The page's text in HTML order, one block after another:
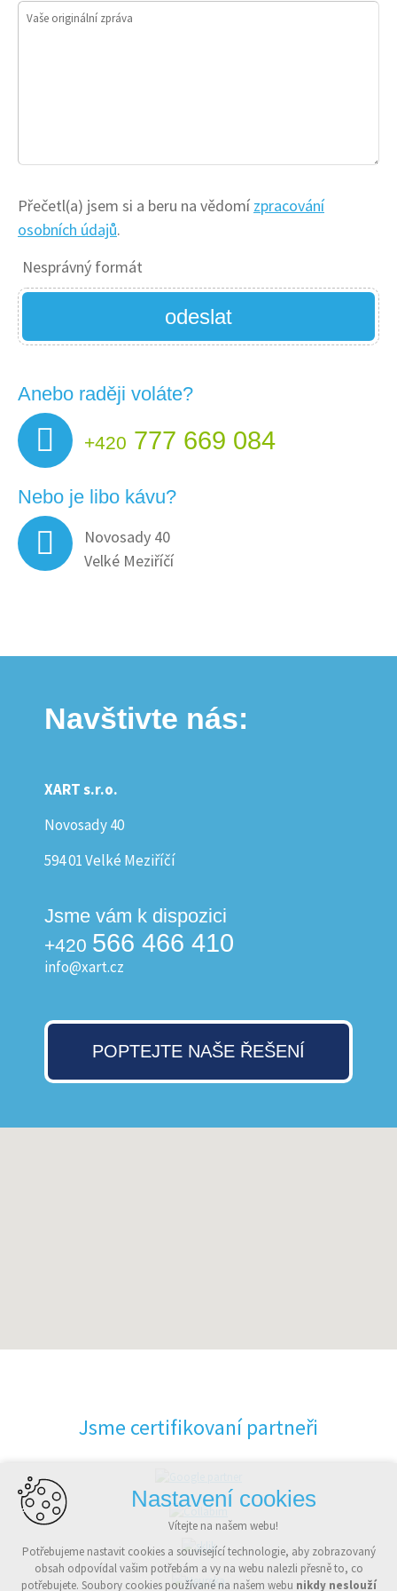
Vaše originální zpráva
Přečetl(a) jsem si a beru na vědomí zpracování
osobních údajů.
Nesprávný formát
odeslat
Anebo raději voláte?
+420 777 669 084
Nebo je libo kávu?
Novosady 40
Velké Meziříčí
Navštivte nás:
XART s.r.o.
Novosady 40
594 01 Velké Meziříčí
Jsme vám k dispozici
+420 566 466 410
info@xart.cz
POPTEJTE NAŠE ŘEŠENÍ
Jsme certifikovaní partneři
Nastavení cookies
Vítejte na našem webu!
Potřebujeme nastavit cookies a související technologie, aby zobrazovaný
obsah odpovídal vašim potřebám a vy na webu nalezli přesně to, co
potřebujete. Soubory cookies používané na našem webu nikdy neslouží